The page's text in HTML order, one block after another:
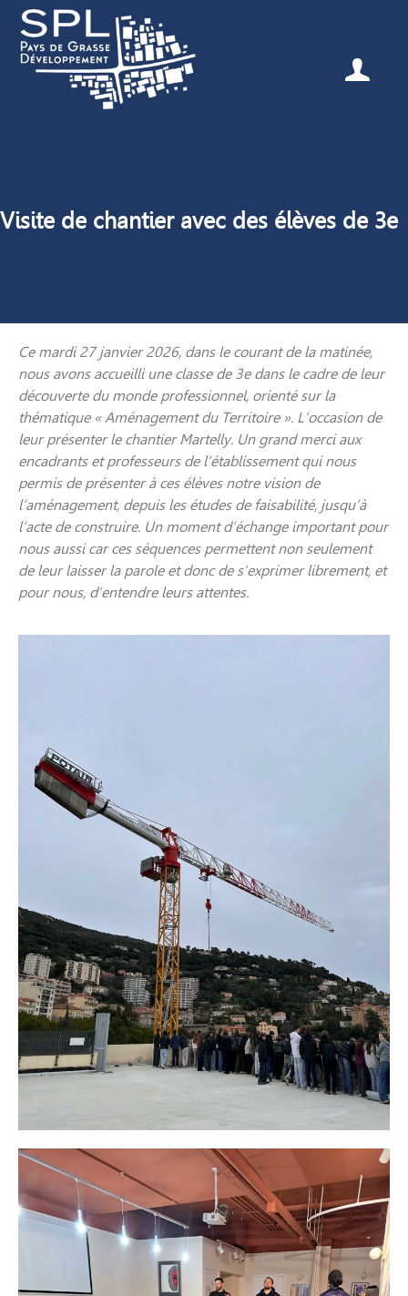
Visite de chantier avec des élèves de 3e
Ce mardi 27 janvier 2026, dans le courant de la matinée,
nous avons accueilli une classe de 3e dans le cadre de leur
découverte du monde professionnel, orienté sur la
thématique « Aménagement du Territoire ». L’occasion de
leur présenter le chantier Martelly. Un grand merci aux
encadrants et professeurs de l’établissement qui nous
permis de présenter à ces élèves notre vision de
l’aménagement, depuis les études de faisabilité, jusqu’à
l’acte de construire. Un moment d’échange important pour
nous aussi car ces séquences permettent non seulement
de leur laisser la parole et donc de s’exprimer librement, et
pour nous, d’entendre leurs attentes.